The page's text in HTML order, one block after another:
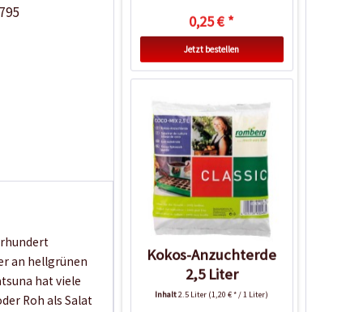
an hellgrünen
hat viele
Roh als Salat
0,25 € *
Jetzt bestellen
Kokos-Anzuchterde
2,5 Liter
Inhalt2.5 Liter (1,20 € * / 1 Liter)